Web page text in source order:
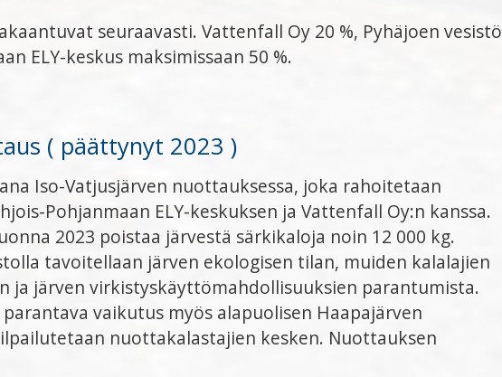
seuraavasti. Vattenfall Oy 20 %, Pyhäjoen vesistö
ELY-keskus maksimissaan 50 %.
( päättynyt 2023 )
Iso-Vatjusjärven nuottauksessa, joka rahoitetaan
Pohjanmaan ELY-keskuksen ja Vattenfall Oy:n kanssa.
2023 poistaa järvestä särkikaloja noin 12 000 kg.
tavoitellaan järven ekologisen tilan, muiden kalalajien
ja järven virkistyskäyttömahdollisuuksien parantumista.
vaikutus myös alapuolisen Haapajärven
nuottakalastajien kesken. Nuottauksen